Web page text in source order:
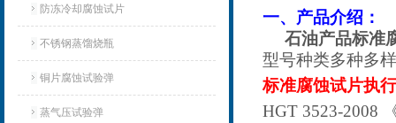
防冻冷却腐蚀试片
不锈钢蒸馏烧瓶
铜片腐蚀试验弹
蒸气压试验弹
一、产品介绍：
石油产品标准
型号种类多种多
标准腐蚀试片执
HGT 3523-2008